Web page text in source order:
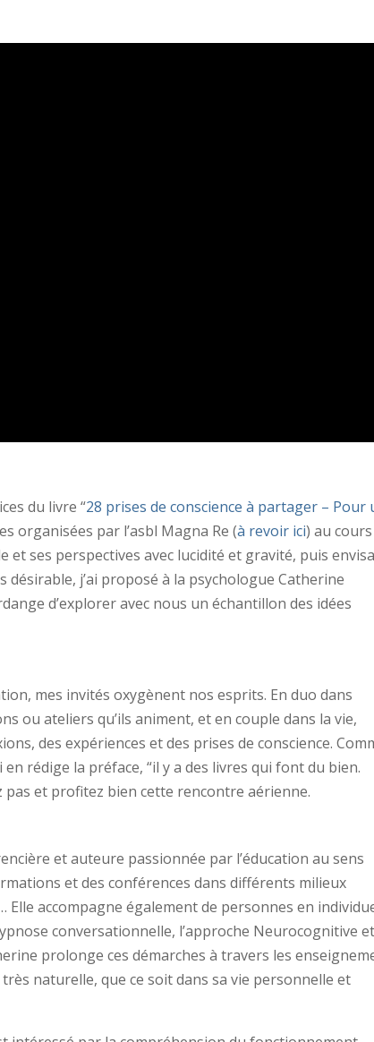
du livre “28 prises de conscience à partager – Pour
organisées par l’asbl Magna Re (à revoir ici) au cours
et ses perspectives avec lucidité et gravité, puis
j’ai proposé à la psychologue Catherine
d’explorer avec nous un échantillon des idées
mes invités oxygènent nos esprits. En duo dans
ou ateliers qu’ils animent, et en couple dans la vie,
des expériences et des prises de conscience.
rédige la préface, “il y a des livres qui font du bien.
pas et profitez bien cette rencontre aérienne.
et auteure passionnée par l’éducation au sens
et des conférences dans différents milieux
accompagne également de personnes en
conversationnelle, l’approche Neurocognitive
prolonge ces démarches à travers les
naturelle, que ce soit dans sa vie personnelle et